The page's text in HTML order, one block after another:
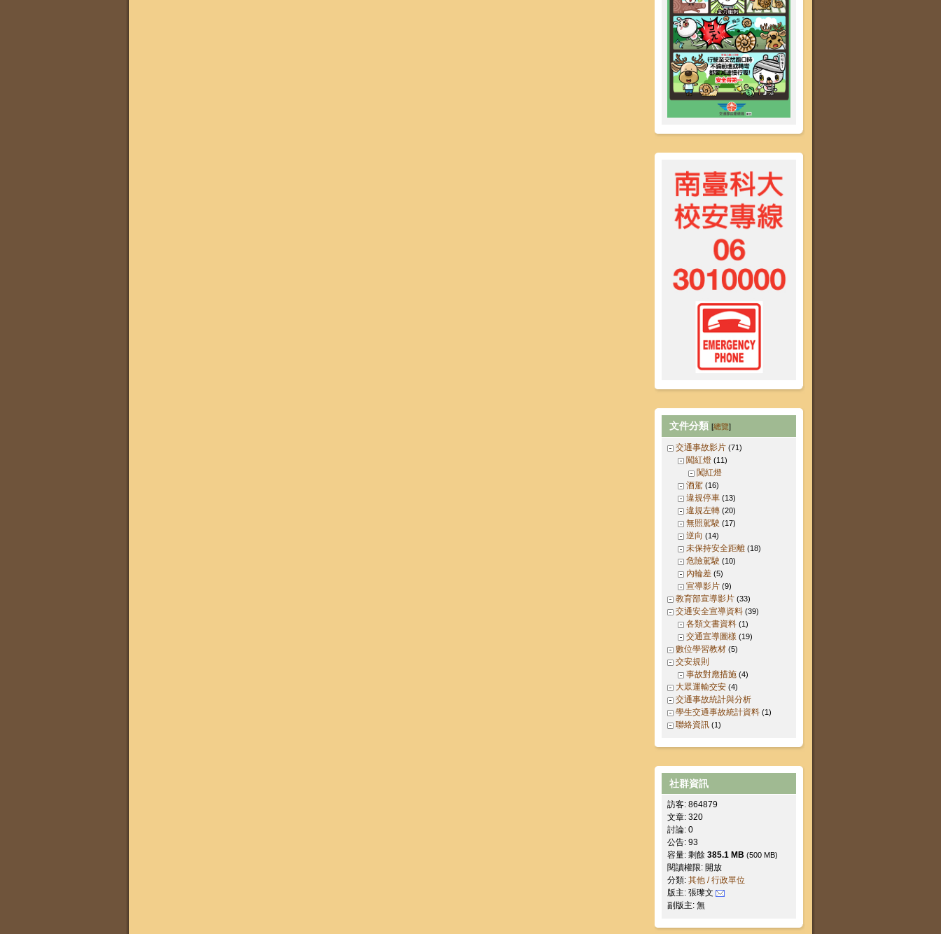
文件分類 [總覽]
交通事故影片 (71)
闖紅燈 (11)
闖紅燈
酒駕 (16)
違規停車 (13)
違規左轉 (20)
無照駕駛 (17)
逆向 (14)
未保持安全距離 (18)
危險駕駛 (10)
內輪差 (5)
宣導影片 (9)
教育部宣導影片 (33)
交通安全宣導資料 (39)
各類文書資料 (1)
交通宣導圖樣 (19)
數位學習教材 (5)
交安規則
事故對應措施 (4)
大眾運輸交安 (4)
交通事故統計與分析
學生交通事故統計資料 (1)
聯絡資訊 (1)
社群資訊
訪客: 864879
文章: 320
討論: 0
公告: 93
容量: 剩餘 385.1 MB (500 MB)
閱讀權限: 開放
分類: 其他 / 行政單位
版主: 張瓈文
副版主: 無